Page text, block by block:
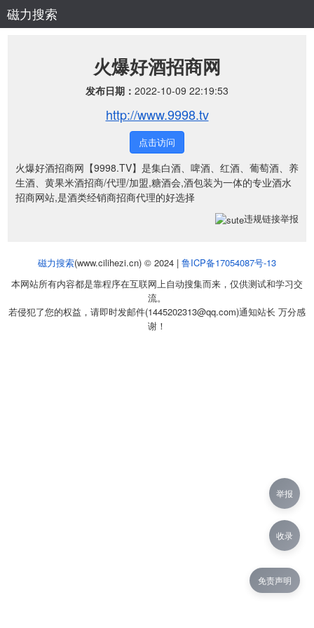
磁力搜索
火爆好酒招商网
发布日期： 2022-10-09 22:19:53
http://www.9998.tv
点击访问
火爆好酒招商网【9998.TV】是集白酒、啤酒、红酒、葡萄酒、养
生酒、黄果米酒招商/代理/加盟,糖酒会,酒包装为一体的专业酒水
招商网站,是酒类经销商招商代理的好选择
违规链接举报
磁力搜索(www.cilihezi.cn) © 2024 | 鲁ICP备17054087号-13
本网站所有内容都是靠程序在互联网上自动搜集而来，仅供测试和学习交
流。
若侵犯了您的权益，请即时发邮件(1445202313@qq.com)通知站长 万分感
谢！
免责声明
举报
收录